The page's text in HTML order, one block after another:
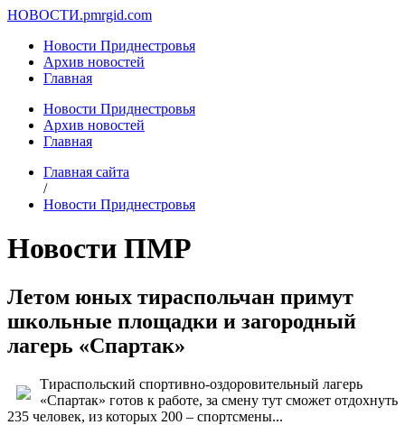
НОВОСТИ.pmrgid.com
Новости Приднестровья
Архив новостей
Главная
Новости Приднестровья
Архив новостей
Главная
Главная сайта
/
Новости Приднестровья
Новости ПМР
Летом юных тираспольчан примут
школьные площадки и загородный
лагерь «Спартак»
Тираспольский спортивно-оздоровительный лагерь
«Спартак» готов к работе, за смену тут сможет отдохнуть
235 человек, из которых 200 – спортсмены...